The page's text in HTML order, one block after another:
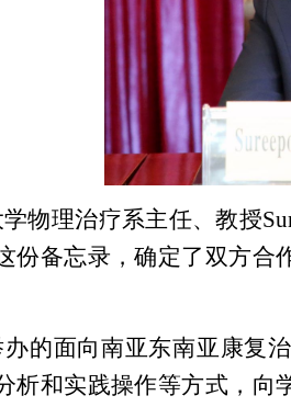
物理治疗系主任、教授
份备忘录，确定了双方合
办的面向南亚东南亚康复
析和实践操作等方式，向